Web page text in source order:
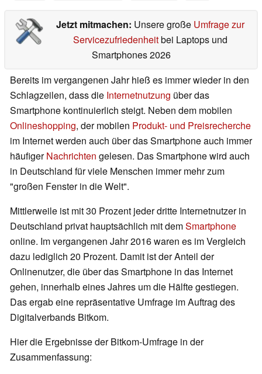
Jetzt mitmachen: Unsere große Umfrage zur
Servicezufriedenheitbei Laptops und
Smartphones 2026
Bereits im vergangenen Jahr hieß es immer wieder in den
Schlagzeilen, dass die Internetnutzung über das
Smartphone kontinuierlich steigt. Neben dem mobilen
Onlineshopping, der mobilen Produkt- und Preisrecherche
im Internet werden auch über das Smartphone auch immer
häufigerNachrichten gelesen. Das Smartphone wird auch
in Deutschland für viele Menschen immer mehr zum
"großen Fenster in die Welt".
Mittlerweile ist mit 30 Prozent jeder dritte Internetnutzer in
Deutschland privat hauptsächlich mit demSmartphone
online. Im vergangenen Jahr 2016 waren es im Vergleich
dazu lediglich 20 Prozent. Damit ist der Anteil der
Onlinenutzer, die über das Smartphone in das Internet
gehen, innerhalb eines Jahres um die Hälfte gestiegen.
Das ergab eine repräsentative Umfrage im Auftrag des
Digitalverbands Bitkom.
Hier die Ergebnisse der Bitkom-Umfrage in der
Zusammenfassung: